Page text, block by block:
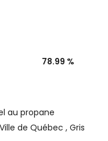
78.99 %
au propane
de Québec , Gris